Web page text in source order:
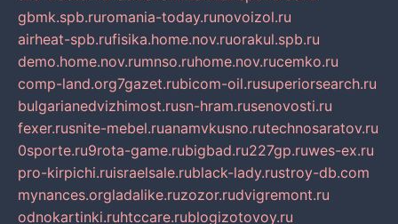
gbmk.spb.ruromania-today.runovoizol.ru
airheat-spb.rufisika.home.nov.ruorakul.spb.ru
demo.home.nov.rumnso.ruhome.nov.rucemko.ru
comp-land.org7gazet.rubicom-oil.rusuperiorsearch.ru
bulgarianedvizhimost.rusn-hram.rusenovosti.ru
fexer.rusnite-mebel.ruanamvkusno.rutechnosaratov.ru
0sporte.ru9rota-game.rubigbad.ru227gp.ruwes-ex.ru
pro-kirpichi.ruisraelsale.rublack-lady.rustroy-db.com
mynances.orgladalike.ruzozor.rudvigremont.ru
odnokartinki.ruhtccare.rublogizotovoy.ru